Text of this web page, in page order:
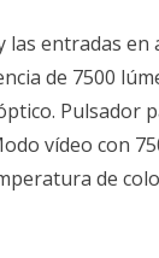
entradas en
de 7500
Pulsador
vídeo con
de